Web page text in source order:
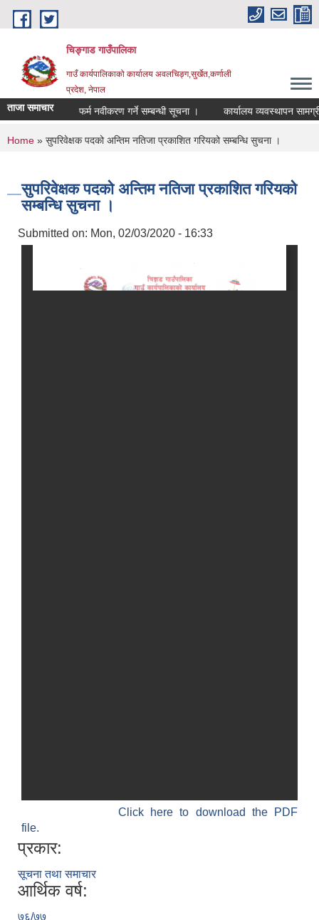
Skip to main content
चिङ्गाड गाउँपालिका
गाउँ कार्यपालिकाको कार्यालय अवलचिङ्ग,सुर्खेत,कर्णाली
प्रदेश, नेपाल
ताजा समाचार
। फर्म नवीकरण गर्ने सम्बन्धी सूचना । कार्यालय व्यवस्थापन
You are here
Home » सुपरिवेक्षक पदको अन्तिम नतिजा प्रकाशित गरियको सम्बन्धि सुचना ।
सुपरिवेक्षक पदको अन्तिम नतिजा प्रकाशित गरियको
सम्बन्धि सुचना ।
Submitted on: Mon, 02/03/2020 - 16:33
Click here to download the PDF
file.
प्रकार:
सूचना तथा समाचार
आर्थिक वर्ष:
७६/७७